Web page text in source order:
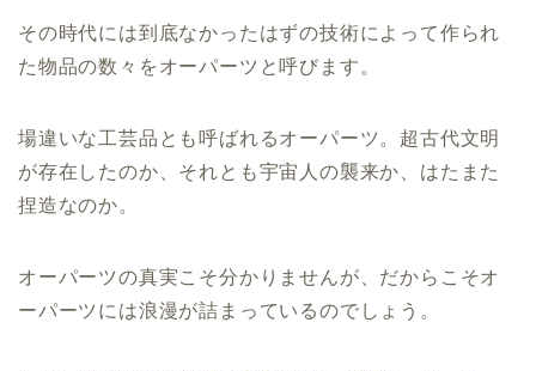
その時代には到底なかったはずの技術によって作られ
た物品の数々をオーパーツと呼びます。
場違いな工芸品とも呼ばれるオーパーツ。超古代文明
が存在したのか、それとも宇宙人の襲来か、はたまた
捏造なのか。
オーパーツの真実こそ分かりませんが、だからこそオ
ーパーツには浪漫が詰まっているのでしょう。